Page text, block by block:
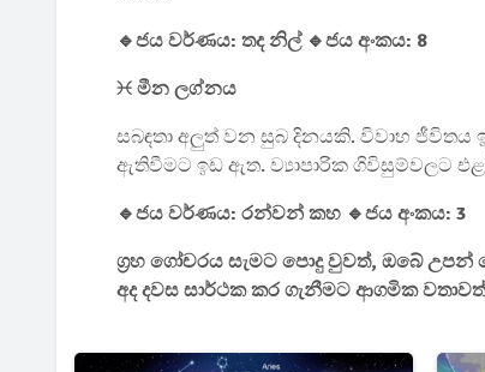
🔹ජය වර්ණය: තද නිල් 🔹ජය අංකය: 8
♓ මීන ලග්නය
සබඳතා අලුත් වන සුබ දිනයකි. විවාහ ජීවිතය
ඇතිවීමට ඉඩ ඇත. ව්‍යාපාරික ගිවිසුම්වලට
🔹ජය වර්ණය: රන්වන් කහ 🔹ජය අංකය: 3
ග්‍රහ ගෝචරය සැමට පොදු වුවත්, ඔබේ උපන්
අද දවස සාර්ථක කර ගැනීමට ආගමික